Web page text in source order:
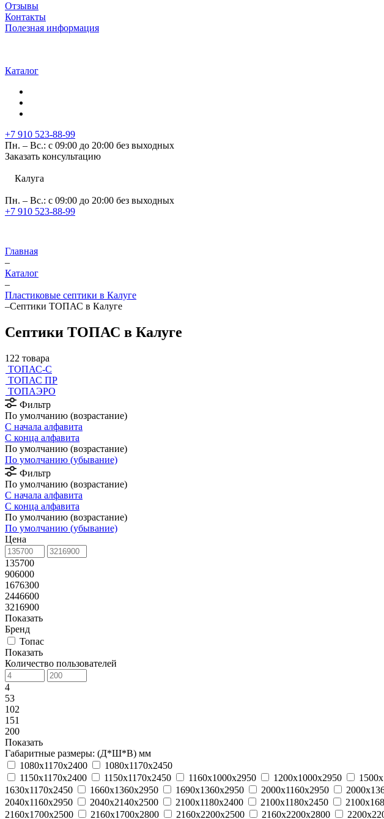
Отзывы
Контакты
Полезная информация
Каталог
+7 910 523-88-99
Пн. – Вс.: с 09:00 до 20:00 без выходных
Заказать консультацию
Калуга
Пн. – Вс.: с 09:00 до 20:00 без выходных
+7 910 523-88-99
Главная
–
Каталог
–
Пластиковые септики в Калуге
–Септики ТОПАС в Калуге
Септики ТОПАС в Калуге
122 товара
ТОПАС-С
ТОПАС ПР
ТОПАЭРО
Фильтр
По умолчанию (возрастание)
С начала алфавита
С конца алфавита
По умолчанию (возрастание)
По умолчанию (убывание)
Фильтр
По умолчанию (возрастание)
С начала алфавита
С конца алфавита
По умолчанию (возрастание)
По умолчанию (убывание)
Цена
135700
906000
1676300
2446600
3216900
Показать
Бренд
Топас
Показать
Количество пользователей
4
53
102
151
200
Показать
Габаритные размеры: (Д*Ш*В) мм
1080х1170х2400
1080х1170х2450
1150х1170х2400
1150х1170х2450 1160х1000х2950 1200х1000х2950
1630х1170х2450
1660х1360х2950 1690х1360х2950 2000х1160х2950
2040х1160х2950
2040х2140х2500 2100х1180х2400 2100х1180х2450
2160х1700х2500
2160х1700х2800 2160х2200х2500 2160х2200х2800